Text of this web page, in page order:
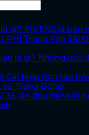
gì? Phí ENS là bao
PHÍ Trong Vận Tải
là gì? Những quy
Cái Mép đón tàu
Trung Đông
36 lần đầu tiên kết